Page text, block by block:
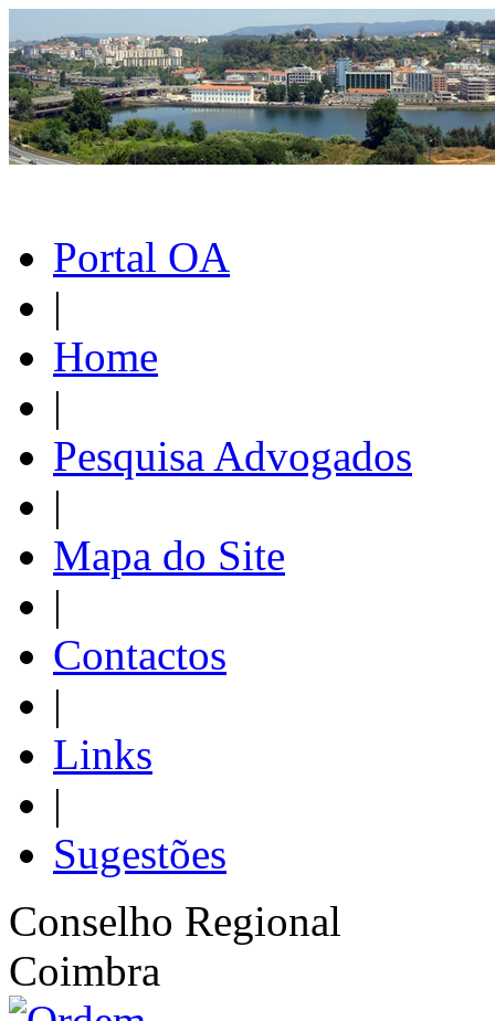
Portal OA
|
Home
|
Pesquisa Advogados
|
Mapa do Site
|
Contactos
|
Links
|
Sugestões
Conselho Regional
Coimbra